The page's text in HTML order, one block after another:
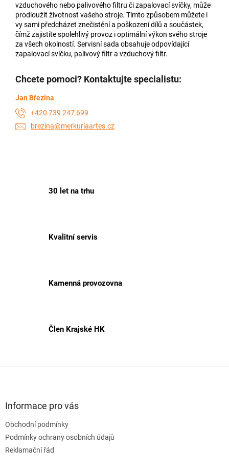
30 let na trhu
Kvalitní servis
Kamenná provozovna
Člen Krajské HK
vzduchového nebo palivového filtru či zapalovací svíčky, může
prodloužit životnost vašeho stroje. Tímto způsobem můžete i
vy sami předcházet znečistění a poškození dílů a součástek,
čímž zajistíte spolehlivý provoz i optimální výkon svého stroje
za všech okolností. Servisní sada obsahuje odpovídající
zapalovací svíčku, palivový filtr a vzduchový filtr.
Chcete pomoci? Kontaktujte specialistu:
Jan Březina
+420 739 247 699
brezina@merkuriaartes.cz
Informace pro vás
Obchodní podmínky
Podmínky ochrany osobních údajů
Reklamační řád